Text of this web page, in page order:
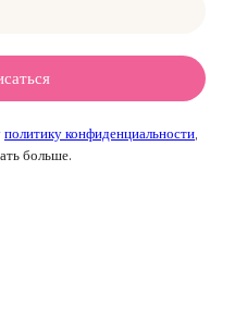
политику конфиденциальности
больше.